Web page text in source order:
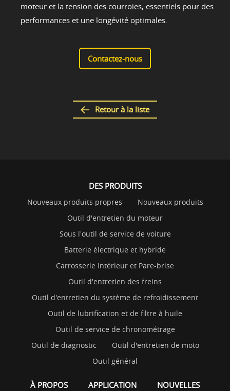
moteur et la tension des courroies, essentiels pour des
performances et une longévité optimales.
Contactez-nous
Retour à la liste
DES PRODUITS
Nouveaux produits propres
Nouveaux produits
Outil d'entretien du moteur
Sous l'outil de service de voiture
Batterie électrique et hybride
Carrosserie Intérieur et Pare-brise
Outil d'entretien des freins
Outil d'entretien du système de refroidissement
Outil de lubrification et de filtre à huile
Outil de service de chronométrage
Outil de diagnostic
Outil d'entretien de moto
Outil général
À PROPOS APPLICATION NOUVELLES